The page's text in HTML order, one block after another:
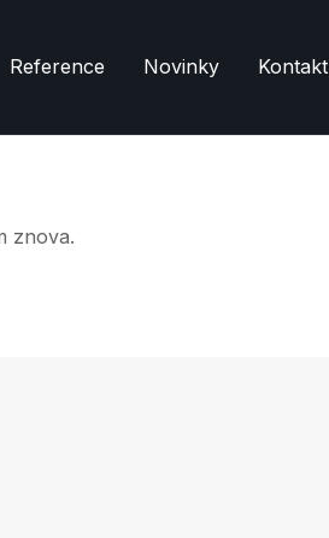
Reference Novinky Kontakt
znova.